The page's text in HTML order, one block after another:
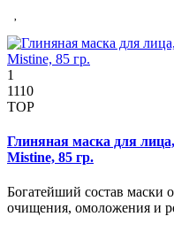
1
1110
TOP
Глиняная маска для
Mistine, 85 гр.
Богатейший состав маски
очищения, омоложения и